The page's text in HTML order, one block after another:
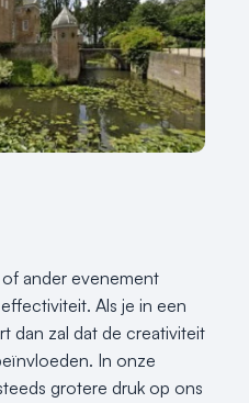
ander evenement
Als je in een
dan zal dat de creativiteit
In onze
grotere druk op ons